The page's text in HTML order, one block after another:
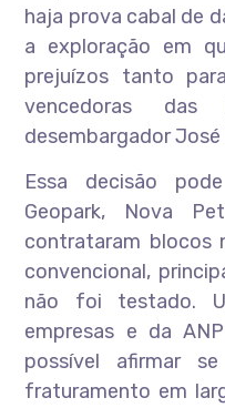
haja prova cabal de
a exploração em
prejuízos tanto
vencedoras das
desembargador José
Essa decisão
Geopark, Nova
contrataram blocos
convencional,
não foi testado.
empresas e da
possível afirmar
fraturamento em